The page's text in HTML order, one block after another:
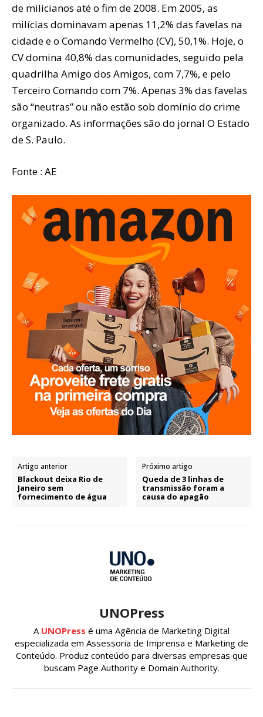
de milicianos até o fim de 2008. Em 2005, as
milícias dominavam apenas 11,2% das favelas na
cidade e o Comando Vermelho (CV), 50,1%. Hoje, o
CV domina 40,8% das comunidades, seguido pela
quadrilha Amigo dos Amigos, com 7,7%, e pelo
Terceiro Comando com 7%. Apenas 3% das favelas
são “neutras” ou não estão sob domínio do crime
organizado. As informações são do jornal O Estado
de S. Paulo.
Fonte : AE
Artigo anterior
Blackout deixa Rio de
Janeiro sem
fornecimento de água
Próximo artigo
Queda de 3 linhas de
transmissão foram a
causa do apagão
UNOPress
A UNOPress é uma Agência de Marketing Digital
especializada em Assessoria de Imprensa e Marketing de
Conteúdo. Produz conteúdo para diversas empresas que
buscam Page Authority e Domain Authority.